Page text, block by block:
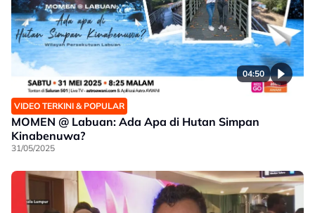
04:50
VIDEO TERKINI & POPULAR
MOMEN @ Labuan: Ada Apa di Hutan Simpan
Kinabenuwa?
31/05/2025